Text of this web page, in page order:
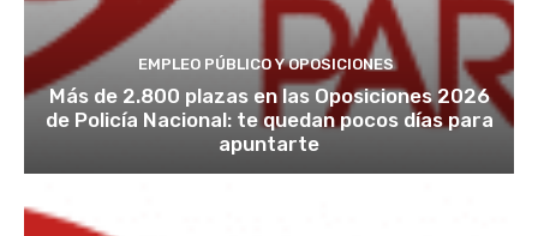
EMPLEO PÚBLICO Y OPOSICIONES
Más de 2.800 plazas en las Oposiciones 2026
de Policía Nacional: te quedan pocos días para
apuntarte